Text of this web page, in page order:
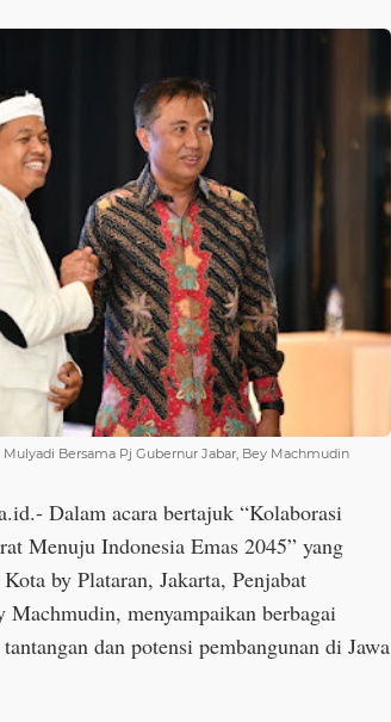
Bersama Pj Gubernur Jabar, Bey Machmudin
Dalam acara bertajuk “Kolaborasi
Menuju Indonesia Emas 2045” yang
by Plataran, Jakarta, Penjabat
Machmudin, menyampaikan berbagai
dan potensi pembangunan di Jawa